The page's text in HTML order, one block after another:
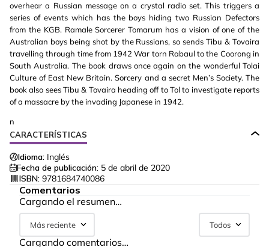
overhear a Russian message on a crystal radio set. This triggers a
series of events which has the boys hiding two Russian Defectors
from the KGB. Ramale Sorcerer Tomarum has a vision of one of the
Australian boys being shot by the Russians, so sends Tibu & Tovaira
travelling through time from 1942 War torn Rabaul to the Coorong in
South Australia. The book draws once again on the wonderful Tolai
Culture of East New Britain. Sorcery and a secret Men’s Society. The
book also sees Tibu & Tovaira heading off to Tol to investigate reports
of a massacre by the invading Japanese in 1942.
n
CARACTERÍSTICAS
Idioma: Inglés
Fecha de publicación: 5 de abril de 2020
ISBN: 9781684740086
Comentarios
Cargando el resumen…
Más reciente Todos
Cargando comentarios…